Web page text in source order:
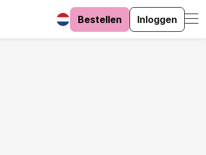
Bestellen Inloggen